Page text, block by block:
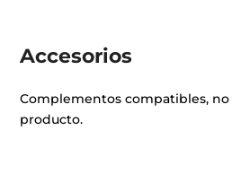
Accesorios
Complementos compatibles,
producto.